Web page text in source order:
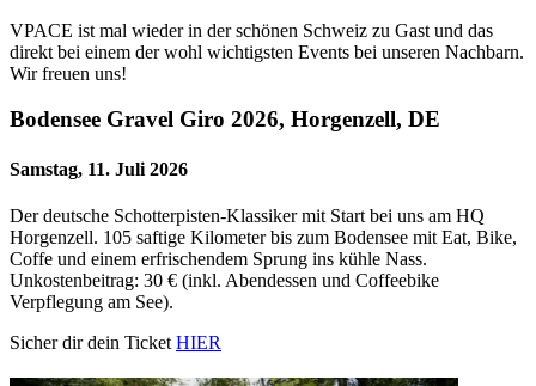
VPACE ist mal wieder in der schönen Schweiz zu Gast und das
direkt bei einem der wohl wichtigsten Events bei unseren Nachbarn.
Wir freuen uns!
Bodensee Gravel Giro 2026, Horgenzell, DE
Samstag, 11. Juli 2026
Der deutsche Schotterpisten-Klassiker mit Start bei uns am HQ
Horgenzell. 105 saftige Kilometer bis zum Bodensee mit Eat, Bike,
Coffe und einem erfrischendem Sprung ins kühle Nass.
Unkostenbeitrag: 30 € (inkl. Abendessen und Coffeebike
Verpflegung am See).
Sicher dir dein Ticket HIER